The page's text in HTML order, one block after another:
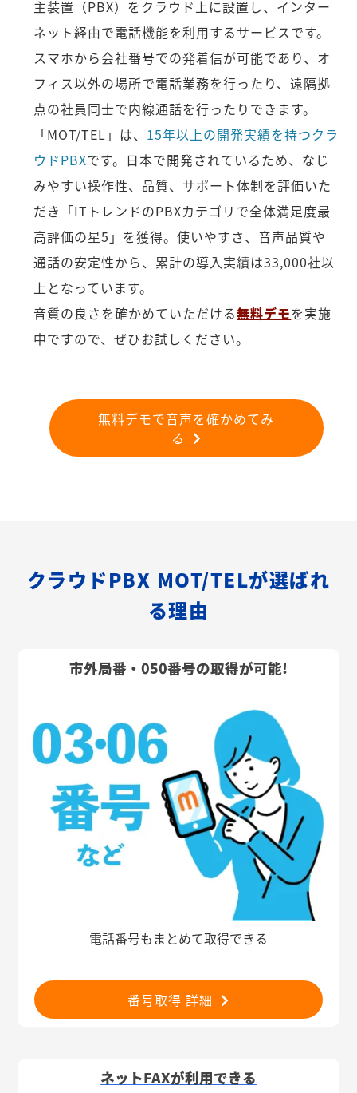
主装置（PBX）をクラウド上に設置し、インター
ネット経由で電話機能を利用するサービスです。
スマホから会社番号での発着信が可能であり、オ
フィス以外の場所で電話業務を行ったり、遠隔拠
点の社員同士で内線通話を行ったりできます。
「MOT/TEL」は、 15年以上の開発実績を持つクラ
ウドPBXです。日本で開発されているため、なじ
みやすい操作性、品質、サポート体制を評価いた
だき「ITトレンドのPBXカテゴリで全体満足度最
高評価の星5」を獲得。使いやすさ、音声品質や
通話の安定性から、累計の導入実績は33,000社以
上となっています。
音質の良さを確かめていただける無料デモを実施
中ですので、ぜひお試しください。
無料デモで音声を確かめてみ
る
クラウドPBX MOT/TELが選ばれ
る理由
市外局番・050番号の取得が可能!
電話番号もまとめて取得できる
番号取得 詳細
ネットFAXが利用できる